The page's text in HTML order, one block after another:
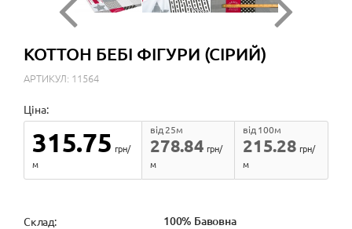
КОТТОН БЕБІ ФІГУРИ (СІРИЙ)
АРТИКУЛ: 11564
Ціна:
315.75 грн/
м
278.84
від 25м
грн/
м
215.28
від 100м
грн/
м
Cклад: 100% Бавовна